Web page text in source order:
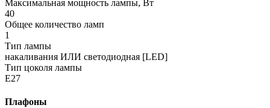
Максимальная мощность лампы, Вт
40
Общее количество ламп
1
Тип лампы
накаливания ИЛИ светодиодная [LED]
Тип цоколя лампы
E27
Плафоны